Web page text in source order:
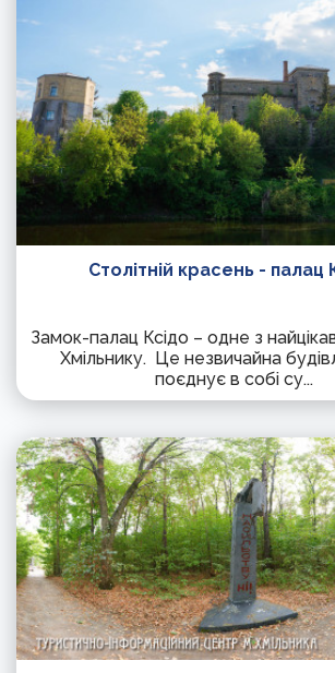
Столітній красень - палац
Замок-палац Ксідо – одне з
Хмільнику. Це незвичайна
поєднує в собі су...